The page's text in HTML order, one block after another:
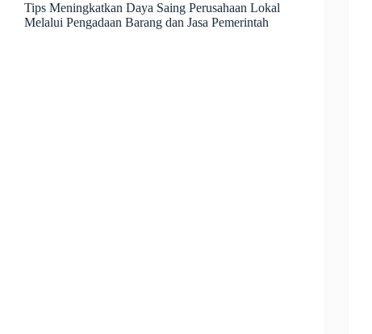
Tips Meningkatkan Daya Saing Perusahaan Lokal
Melalui Pengadaan Barang dan Jasa Pemerintah